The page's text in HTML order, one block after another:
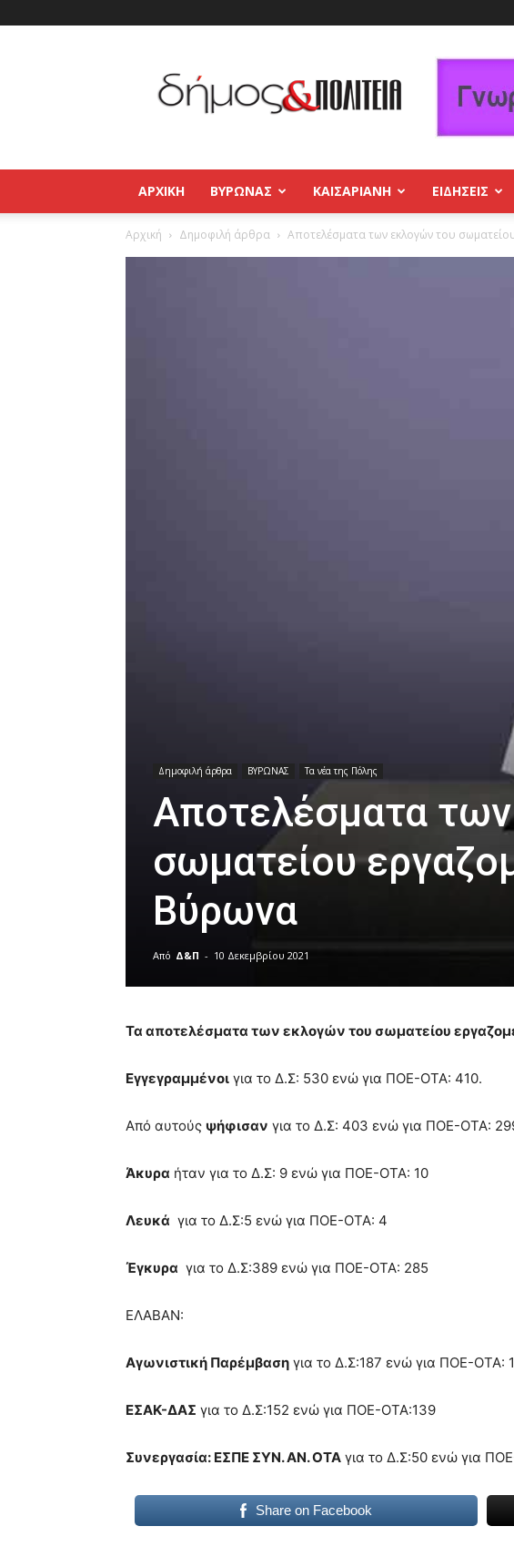
και
Πολιτεία
Βύρωνας
–
Παγκράτι
ΑΡΧΙΚΉ ΒΥΡΩΝΑΣ ΚΑΙΣΑΡΙΑΝΗ ΕΙΔΗΣΕΙΣ
Αρχική Δημοφιλή άρθρα Αποτελέσματα των εκλογών του
Δημοφιλή άρθρα ΒΥΡΩΝΑΣ Τα νέα της Πόλης
Αποτελέσματα
σωματείου
Βύρωνα
Από Δ&Π - 10 Δεκεμβρίου 2021
very
cam
brandi
teaches
meaning
pain.
porn
Τα αποτελέσματα των εκλογών του σωματείου
Εγγεγραμμένοι για το Δ.Σ: 530 ενώ για ΠΟΕ-ΟΤΑ: 410.
Από αυτούς ψήφισαν για το Δ.Σ: 403 ενώ για ΠΟΕ-ΟΤΑ:
Άκυρα ήταν για το Δ.Σ: 9 ενώ για ΠΟΕ-ΟΤΑ: 10
Λευκά για το Δ.Σ:5 ενώ για ΠΟΕ-ΟΤΑ: 4
Έγκυρα για το Δ.Σ:389 ενώ για ΠΟΕ-ΟΤΑ: 285
ΕΛΑΒΑΝ:
Αγωνιστική Παρέμβαση για το Δ.Σ:187 ενώ για ΠΟΕ-ΟΤΑ:
ΕΣΑΚ-ΔΑΣ για το Δ.Σ:152 ενώ για ΠΟΕ-ΟΤΑ:139
Συνεργασία: ΕΣΠΕ ΣΥΝ. ΑΝ. ΟΤΑ για το Δ.Σ:50 ενώ για
Share on Facebook